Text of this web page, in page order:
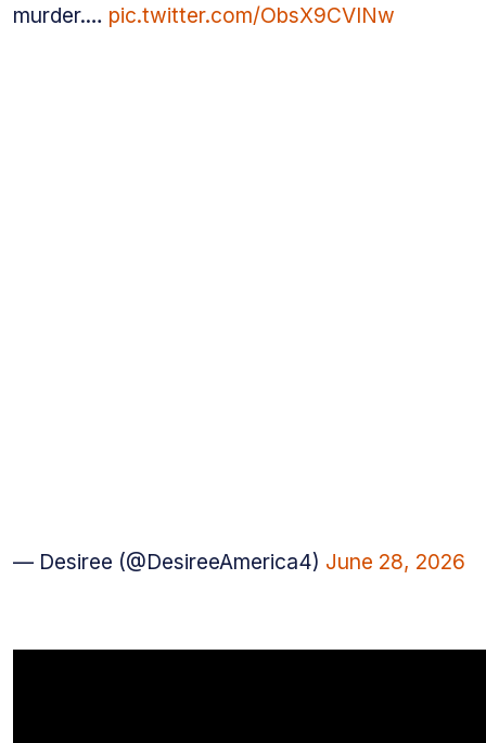
murder.… pic.twitter.com/ObsX9CVINw
— Desiree (@DesireeAmerica4) June 28, 2026